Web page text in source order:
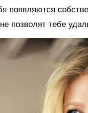
появляются
позволят тебе